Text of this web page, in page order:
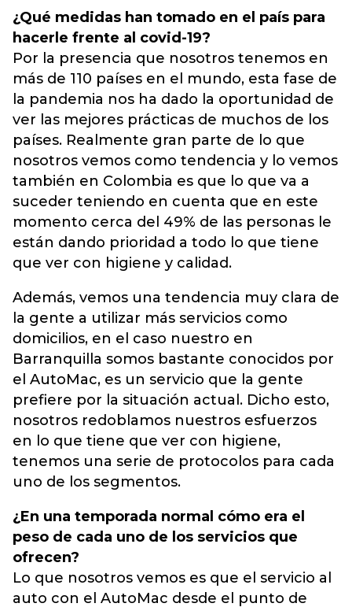
¿Qué medidas han tomado en el país para
hacerle frente al covid-19?
Por la presencia que nosotros tenemos en
más de 110 países en el mundo, esta fase de
la pandemia nos ha dado la oportunidad de
ver las mejores prácticas de muchos de los
países. Realmente gran parte de lo que
nosotros vemos como tendencia y lo vemos
también en Colombia es que lo que va a
suceder teniendo en cuenta que en este
momento cerca del 49% de las personas le
están dando prioridad a todo lo que tiene
que ver con higiene y calidad.
Además, vemos una tendencia muy clara de
la gente a utilizar más servicios como
domicilios, en el caso nuestro en
Barranquilla somos bastante conocidos por
el AutoMac, es un servicio que la gente
prefiere por la situación actual. Dicho esto,
nosotros redoblamos nuestros esfuerzos
en lo que tiene que ver con higiene,
tenemos una serie de protocolos para cada
uno de los segmentos.
¿En una temporada normal cómo era el
peso de cada uno de los servicios que
ofrecen?
Lo que nosotros vemos es que el servicio al
auto con el AutoMac desde el punto de